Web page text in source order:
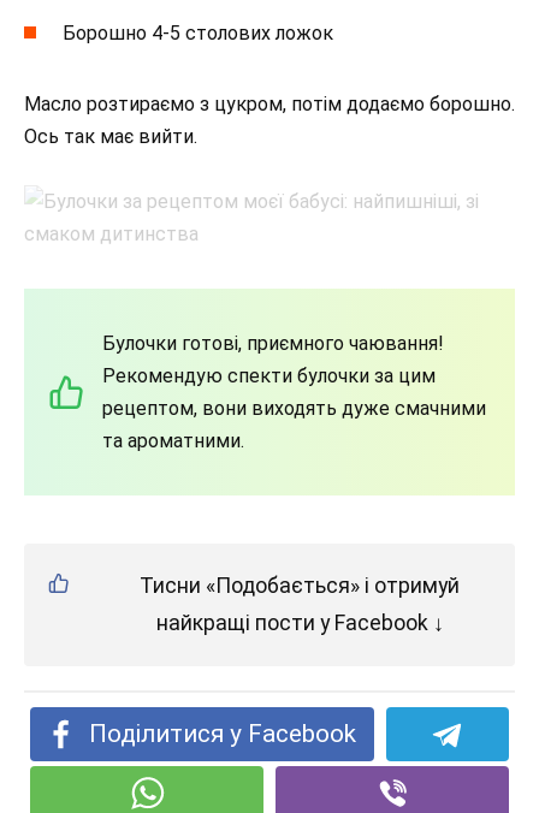
Борошно 4-5 столових ложок
Масло розтираємо з цукром, потім додаємо борошно.
Ось так має вийти.
Булочки готові, приємного чаювання!
Рекомендую спекти булочки за цим
рецептом, вони виходять дуже смачними
та ароматними.
Тисни «Подобається» і отримуй
найкращі пости у Facebook ↓
Поділитися у Facebook